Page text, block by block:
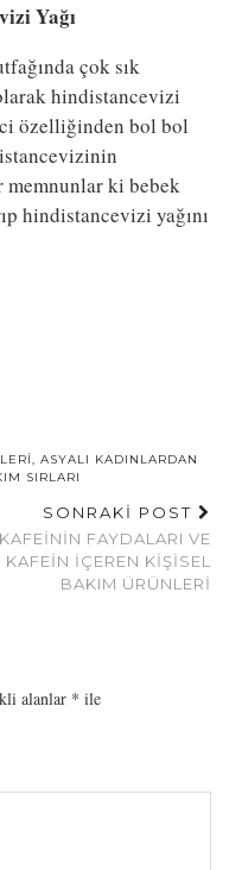
Yağı
çok sık
hindistancevizi
özelliğinden bol bol
ki bebek
hindistancevizi yağını
, ASYALI KADINLARDAN
SIRLARI
SONRAKİ POST
KAFEININ FAYDALARI VE
KAFEIN İÇEREN KIŞISEL
BAKIM ÜRÜNLERI
alanlar * ile